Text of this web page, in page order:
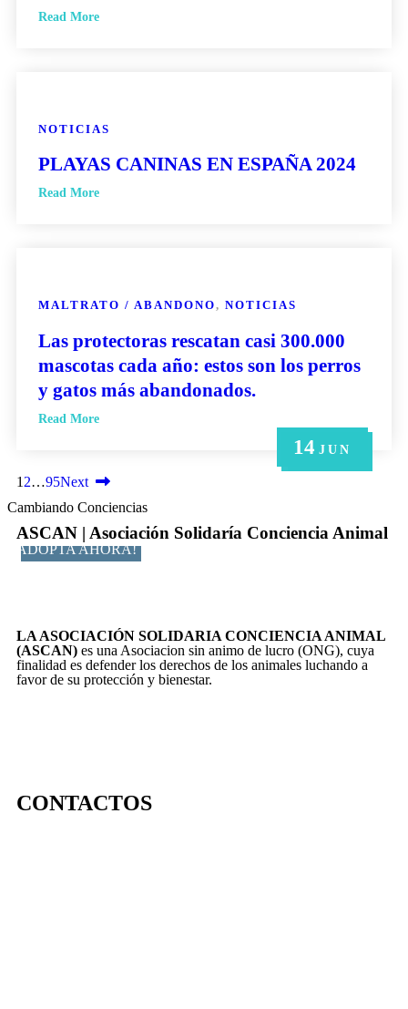
14 JUN
6 MAY
6 MAY
Read More
21 JUN
NOTICIAS
PLAYAS CANINAS EN ESPAÑA 2024
Read More
14 JUN
MALTRATO / ABANDONO, NOTICIAS
Las protectoras rescatan casi 300.000
mascotas cada año: estos son los perros
y gatos más abandonados.
Read More
1 2…95Next
Cambiando Conciencias
ASCAN | Asociación Solidaría Conciencia Animal
ADOPTA AHORA!
LA ASOCIACIÓN SOLIDARIA CONCIENCIA ANIMAL
(ASCAN) es una Asociacion sin animo de lucro (ONG), cuya
finalidad es defender los derechos de los animales luchando a
favor de su protección y bienestar.
CONTACTOS